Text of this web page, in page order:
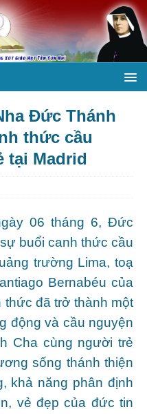
Đức Thánh
thức cầu
tại Madrid
06 tháng 6, Đức
buổi canh thức cầu
trường Lima, toạ
Bernabéu của
thức đã trở thành một
động và cầu nguyện
Cha cùng người trẻ
sống thánh thiện
khả năng phân định
vẻ đẹp của đức tin